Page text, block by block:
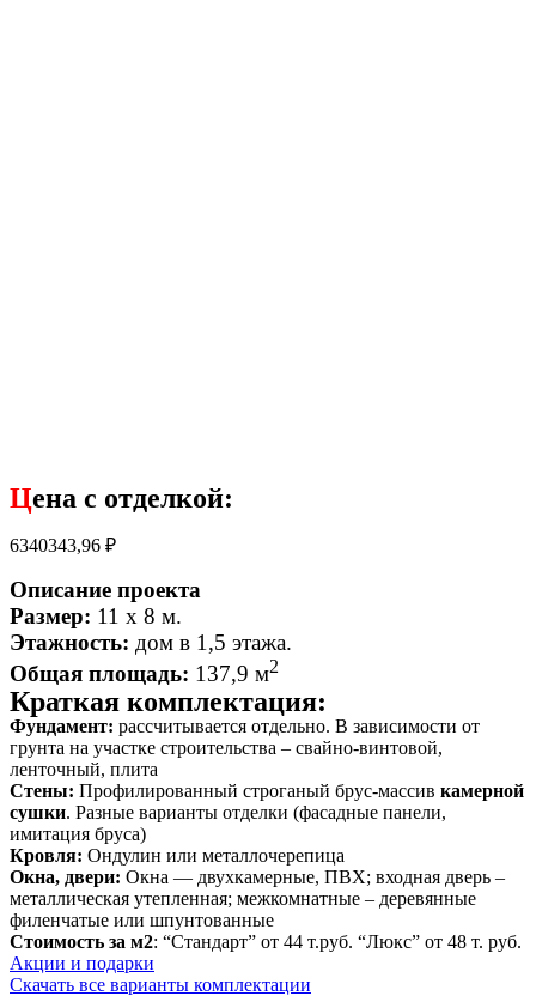
Цена с отделкой:
6340343,96 ₽
Описание проекта
Размер: 11 х 8 м.
Этажность: дом в 1,5 этажа.
Общая площадь: 137,9 м2
Краткая комплектация:
Фундамент: рассчитывается отдельно. В зависимости от
грунта на участке строительства – свайно-винтовой,
ленточный, плита
Стены: Профилированный строганый брус-массив камерной
сушки. Разные варианты отделки (фасадные панели,
имитация бруса)
Кровля: Ондулин или металлочерепица
Окна, двери: Окна — двухкамерные, ПВХ; входная дверь –
металлическая утепленная; межкомнатные – деревянные
филенчатые или шпунтованные
Стоимость за м2: “Стандарт” от 44 т.руб. “Люкс” от 48 т. руб.
Акции и подарки
Скачать все варианты комплектации